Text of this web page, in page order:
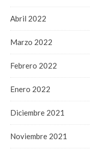
Abril 2022
Marzo 2022
Febrero 2022
Enero 2022
Diciembre 2021
Noviembre 2021